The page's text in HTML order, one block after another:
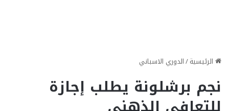
الرئيسية/الدوري الاسباني
نجم برشلونة يطلب إجازة